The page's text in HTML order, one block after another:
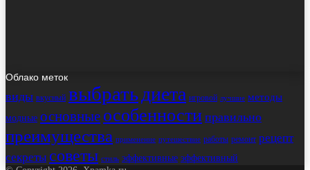
Облако меток
виды вкусный выбратьдиета игровой лучшие методы
модные основные особенности правильно
преимущества применение путешествие работы ремонт рецепт
секреты советы стиль эффективные эффективный